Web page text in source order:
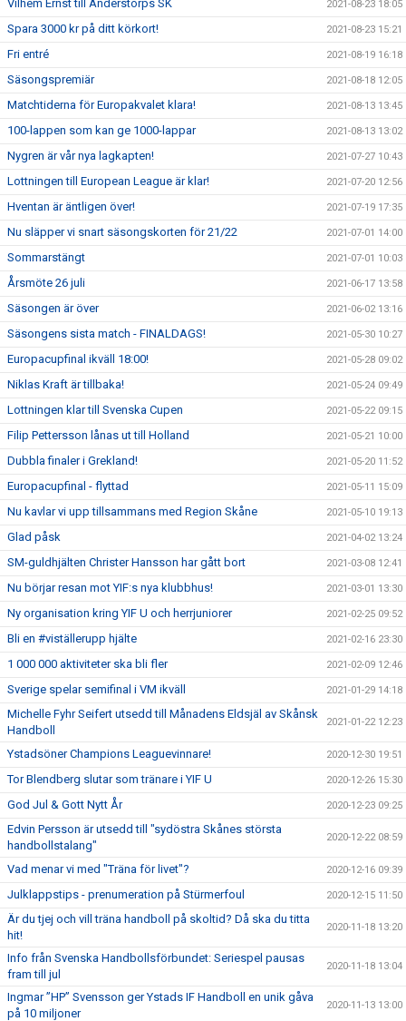
Vilhem Ernst till Anderstorps SK 2021-08-23 18:05
Spara 3000 kr på ditt körkort! 2021-08-23 15:21
Fri entré 2021-08-19 16:18
Säsongspremiär 2021-08-18 12:05
Matchtiderna för Europakvalet klara! 2021-08-13 13:45
100-lappen som kan ge 1000-lappar 2021-08-13 13:02
Nygren är vår nya lagkapten! 2021-07-27 10:43
Lottningen till European League är klar! 2021-07-20 12:56
Hventan är äntligen över! 2021-07-19 17:35
Nu släpper vi snart säsongskorten för 21/22 2021-07-01 14:00
Sommarstängt 2021-07-01 10:03
Årsmöte 26 juli 2021-06-17 13:58
Säsongen är över 2021-06-02 13:16
Säsongens sista match - FINALDAGS! 2021-05-30 10:27
Europacupfinal ikväll 18:00! 2021-05-28 09:02
Niklas Kraft är tillbaka! 2021-05-24 09:49
Lottningen klar till Svenska Cupen 2021-05-22 09:15
Filip Pettersson lånas ut till Holland 2021-05-21 10:00
Dubbla finaler i Grekland! 2021-05-20 11:52
Europacupfinal - flyttad 2021-05-11 15:09
Nu kavlar vi upp tillsammans med Region Skåne 2021-05-10 19:13
Glad påsk 2021-04-02 13:24
SM-guldhjälten Christer Hansson har gått bort 2021-03-08 12:41
Nu börjar resan mot YIF:s nya klubbhus! 2021-03-01 13:30
Ny organisation kring YIF U och herrjuniorer 2021-02-25 09:52
Bli en #viställerupp hjälte 2021-02-16 23:30
1 000 000 aktiviteter ska bli fler 2021-02-09 12:46
Sverige spelar semifinal i VM ikväll 2021-01-29 14:18
Michelle Fyhr Seifert utsedd till Månadens Eldsjäl av Skånsk
Handboll
2021-01-22 12:23
Ystadsöner Champions Leaguevinnare! 2020-12-30 19:51
Tor Blendberg slutar som tränare i YIF U 2020-12-26 15:30
God Jul & Gott Nytt År 2020-12-23 09:25
Edvin Persson är utsedd till "sydöstra Skånes största
handbollstalang"
2020-12-22 08:59
Vad menar vi med "Träna för livet"? 2020-12-16 09:39
Julklappstips - prenumeration på Stürmerfoul 2020-12-15 11:50
Är du tjej och vill träna handboll på skoltid? Då ska du titta
hit!
2020-11-18 13:20
Info från Svenska Handbollsförbundet: Seriespel pausas
fram till jul
2020-11-18 13:04
Ingmar ”HP” Svensson ger Ystads IF Handboll en unik gåva
på 10 miljoner
2020-11-13 13:00